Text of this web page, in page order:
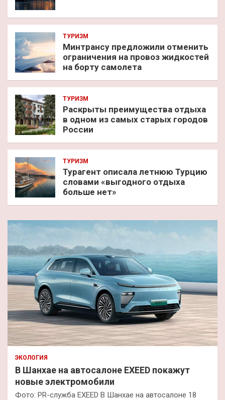
ТУРИЗМ
Минтрансу предложили отменить
ограничения на провоз жидкостей
на борту самолета
ТУРИЗМ
Раскрыты преимущества отдыха
в одном из самых старых городов
России
ТУРИЗМ
Турагент описала летнюю Турцию
словами «выгодного отдыха
больше нет»
ЭКОЛОГИЯ
В Шанхае на автосалоне EXEED покажут
новые электромобили
Фото: PR-служба EXEED В Шанхае на автосалоне 18